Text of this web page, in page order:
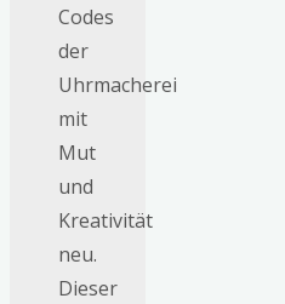
Codes
der
Uhrmacherei
mit
Mut
und
Kreativität
neu.
Dieser